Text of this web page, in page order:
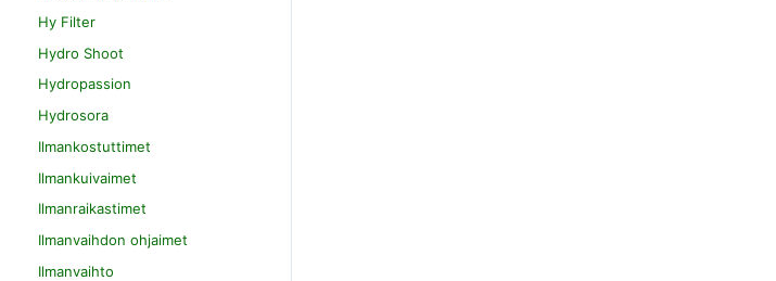
Hy Filter
Hydro Shoot
Hydropassion
Hydrosora
Ilmankostuttimet
Ilmankuivaimet
Ilmanraikastimet
Ilmanvaihdon ohjaimet
Ilmanvaihto